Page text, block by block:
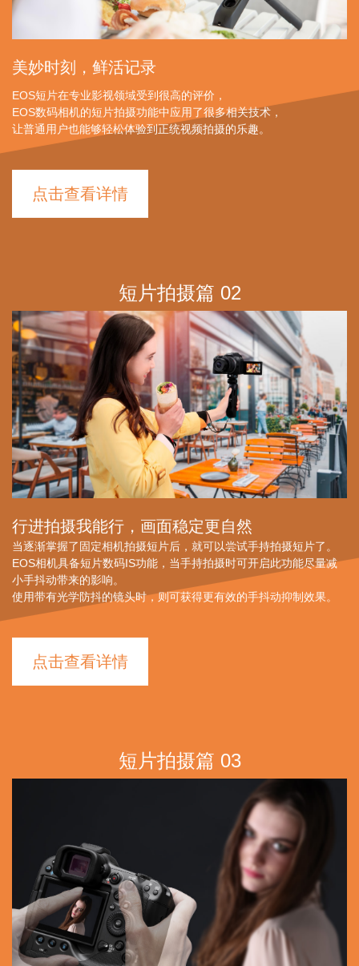
美妙时刻，鲜活记录
EOS短片在专业影视领域受到很高的评价，
EOS数码相机的短片拍摄功能中应用了很多相关技术，
让普通用户也能够轻松体验到正统视频拍摄的乐趣。
点击查看详情
行进拍摄我能行，画面稳定更自然
当逐渐掌握了固定相机拍摄短片后，就可以尝试手持拍摄短片了。
EOS相机具备短片数码IS功能，当手持拍摄时可开启此功能尽量减
小手抖动带来的影响。
使用带有光学防抖的镜头时，则可获得更有效的手抖动抑制效果。
点击查看详情